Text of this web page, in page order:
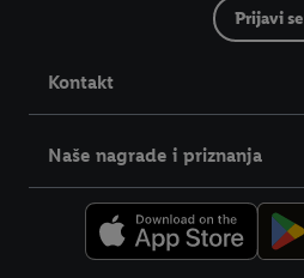
Prijavi se
Kontakt
Naše nagrade i priznanja